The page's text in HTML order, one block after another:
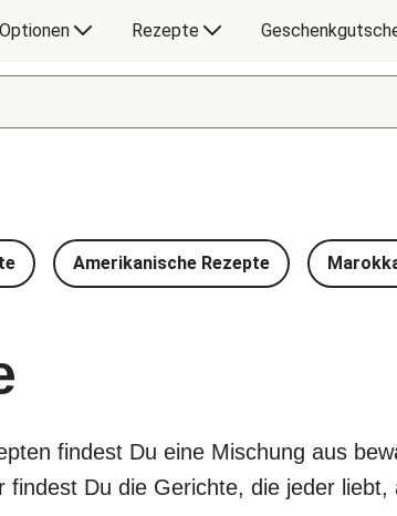
Rezepte
Amerikanische Rezepte
findest Du eine Mischung aus
Du die Gerichte, die jeder